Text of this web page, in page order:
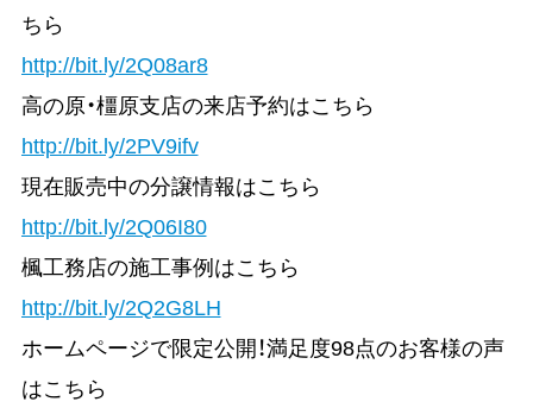
ちら
http://bit.ly/2Q08ar8
高の原・橿原支店の来店予約はこちら
http://bit.ly/2PV9ifv
現在販売中の分譲情報はこちら
http://bit.ly/2Q06I80
楓工務店の施工事例はこちら
http://bit.ly/2Q2G8LH
ホームページで限定公開！満足度98点のお客様の声
はこちら